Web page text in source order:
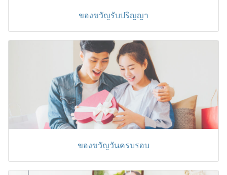
ของขวัญรับปริญญา
ของขวัญวันครบรอบ